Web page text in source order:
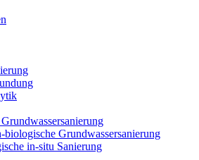
biologische Grundwassersanierung
in-situ Sanierung